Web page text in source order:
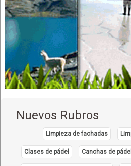
Hostales
Hospedajes
Complejos Deportivos
Complejos Turísticos
Saunas
Piletas
Hostel
Restaurantes: Comida Criolla
Restaurantes: Comida Internacional
Restaurantes: Comida Rápida
Nuevos Rubros
Limpieza de fachadas
Clases de pádel Canchas de pádel